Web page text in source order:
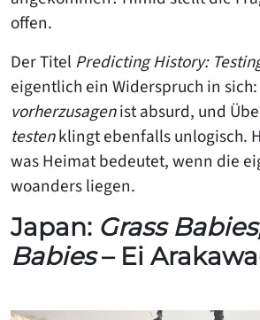
offen.
Der Titel Predicting History:
eigentlich ein Widerspruch in sich:
vorherzusagenist absurd, und
testenklingt ebenfalls unlogisch.
was Heimat bedeutet, wenn die
woanders liegen.
Japan: Grass
Babies– Ei